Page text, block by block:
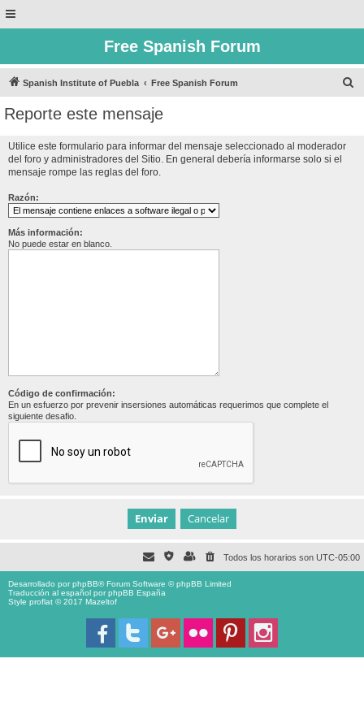
Free Spanish Forum
Spanish Institute of Puebla Free Spanish Forum
Reporte este mensaje
Utilice este formulario para informar del mensaje seleccionado al moderador
del foro y administradores del Sitio. En general debería informarse solo si el
mensaje rompe las reglas del foro.
Razón:
Más información:
No puede estar en blanco.
Código de confirmación:
En un esfuerzo por prevenir insersiones automáticas requerimos que complete el
siguiente desafio.
Todos los horarios son UTC-05:00
Desarrollado porphpBB® Forum Software © phpBB Limited
Traducción al español porphpBB España
Style proflat © 2017 Mazeltof